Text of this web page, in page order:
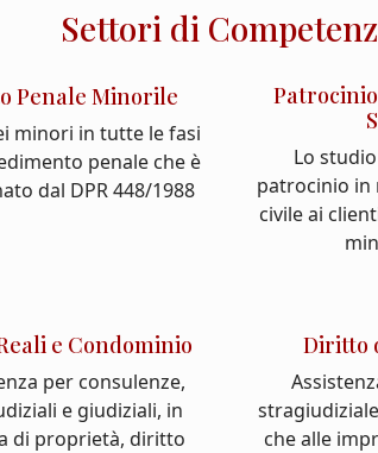
Settori di
Penale Minorile
minori in tutte le fasi
penale che è
dal DPR 448/1988
Lo
patrocinio in
civile ai
e Condominio
per consulenze,
e giudiziali, in
di proprietà, diritto
Diritto
che alle